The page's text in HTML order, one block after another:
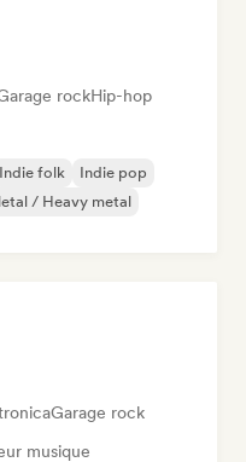
rockHip-hop
Indie folk
Indie pop
/ Heavy metal
Garage rock
musique